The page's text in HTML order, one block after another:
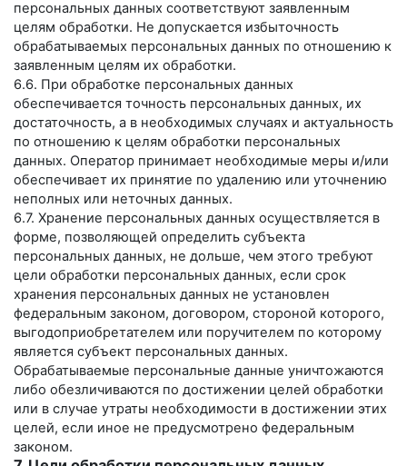
персональных данных соответствуют заявленным
целям обработки. Не допускается избыточность
обрабатываемых персональных данных по отношению к
заявленным целям их обработки.
6.6. При обработке персональных данных
обеспечивается точность персональных данных, их
достаточность, а в необходимых случаях и актуальность
по отношению к целям обработки персональных
данных. Оператор принимает необходимые меры и/или
обеспечивает их принятие по удалению или уточнению
неполных или неточных данных.
6.7. Хранение персональных данных осуществляется в
форме, позволяющей определить субъекта
персональных данных, не дольше, чем этого требуют
цели обработки персональных данных, если срок
хранения персональных данных не установлен
федеральным законом, договором, стороной которого,
выгодоприобретателем или поручителем по которому
является субъект персональных данных.
Обрабатываемые персональные данные уничтожаются
либо обезличиваются по достижении целей обработки
или в случае утраты необходимости в достижении этих
целей, если иное не предусмотрено федеральным
законом.